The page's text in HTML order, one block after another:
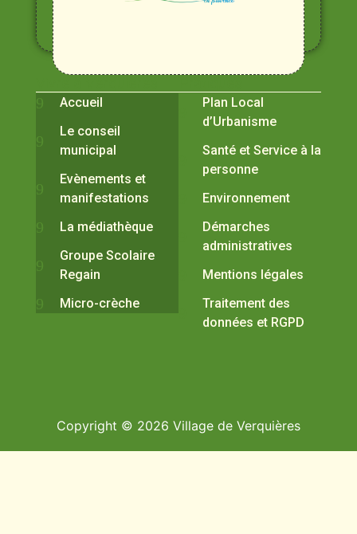
et
Durance
Accueil
Le conseil
municipal
Evènements et
manifestations
La médiathèque
Groupe Scolaire
Regain
Micro-crèche
Plan Local
d’Urbanisme
Santé et Service à la
personne
Environnement
Démarches
administratives
Mentions légales
Traitement des
données et RGPD
Copyright © 2026 Village de Verquières